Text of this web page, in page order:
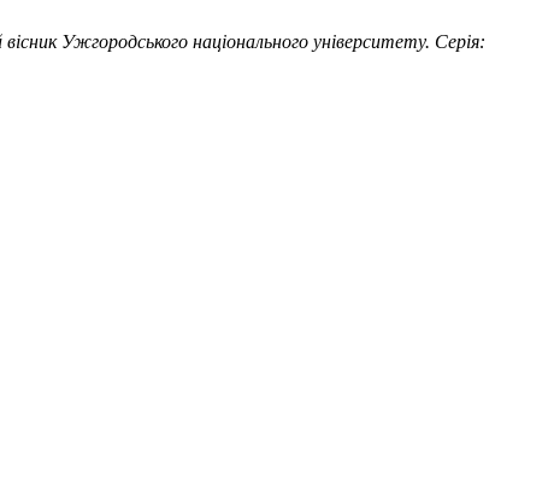
вісник Ужгородського національного університету. Серія: